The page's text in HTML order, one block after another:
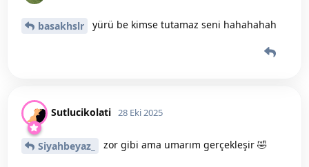
basakhslr yürü be kimse tutamaz seni hahahahah
Sutlucikolati 28 Eki 2025
Siyahbeyaz_ zor gibi ama umarım gerçekleşir 🤣